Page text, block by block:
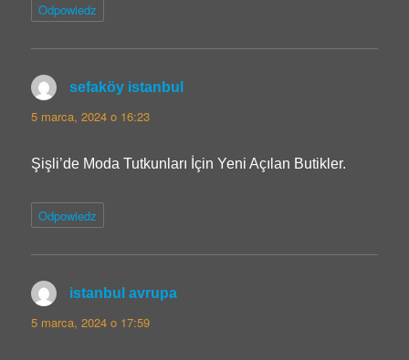
Odpowiedz
sefaköy istanbul
5 marca, 2024 o 16:23
Şişli’de Moda Tutkunları İçin Yeni Açılan Butikler.
Odpowiedz
istanbul avrupa
5 marca, 2024 o 17:59